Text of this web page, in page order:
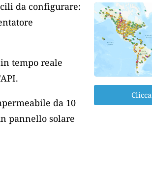
da configurare:
tempo reale
da 10
pannello solare